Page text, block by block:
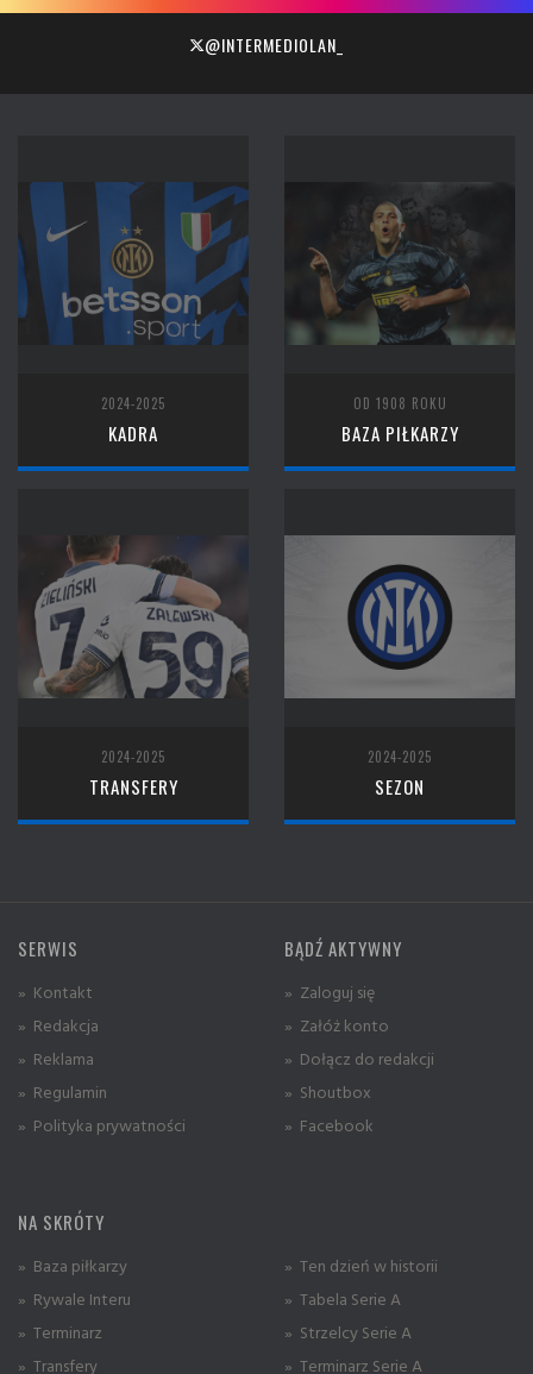
@INTERMEDIOLAN_
2024-2025
KADRA
OD 1908 ROKU
BAZA PIŁKARZY
2024-2025
TRANSFERY
2024-2025
SEZON
SERWIS
» Kontakt
» Redakcja
» Reklama
» Regulamin
» Polityka prywatności
BĄDŹ AKTYWNY
» Zaloguj się
» Załóż konto
» Dołącz do redakcji
» Shoutbox
» Facebook
NA SKRÓTY
» Baza piłkarzy
» Rywale Interu
» Terminarz
» Transfery
» Ten dzień w historii
» Tabela Serie A
» Strzelcy Serie A
» Terminarz Serie A